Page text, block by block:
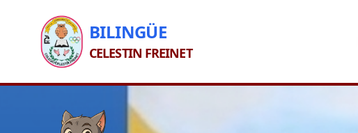
BILINGÜE
CELESTIN FREINET